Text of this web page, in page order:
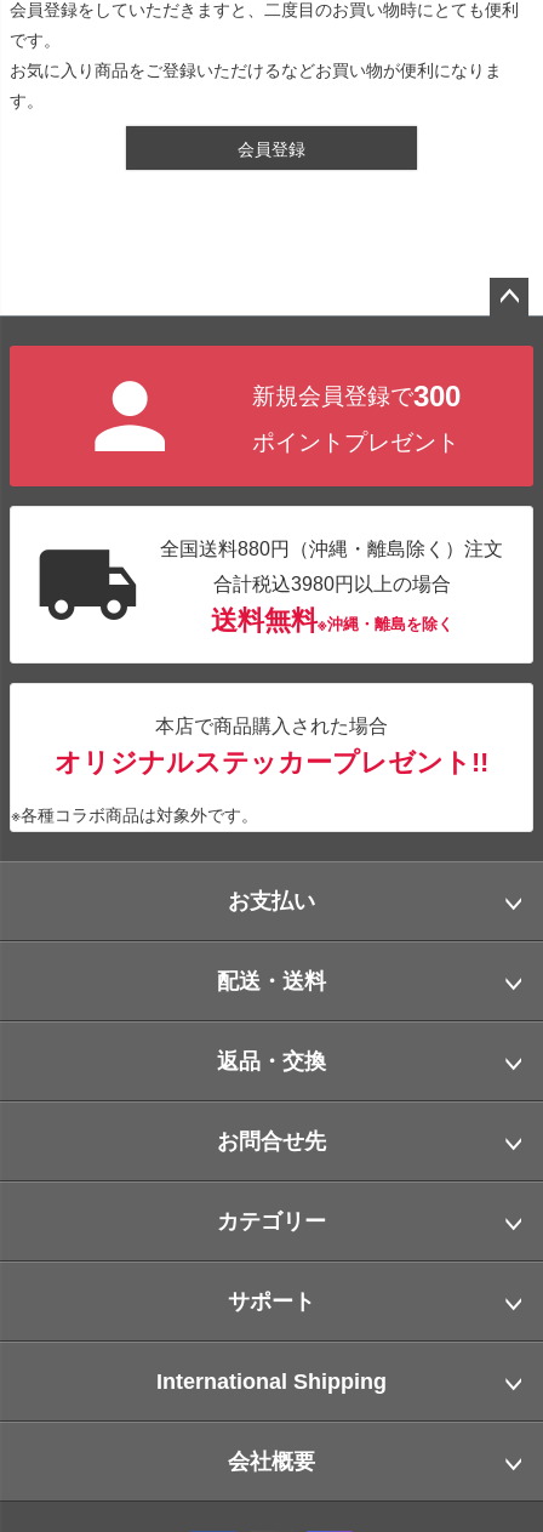
会員登録をしていただきますと、二度目のお買い物時にとても便利
です。
お気に入り商品をご登録いただけるなどお買い物が便利になりま
す。
会員登録
新規会員登録で300
ポイントプレゼント
全国送料880円（沖縄・離島除く）注文
合計税込3980円以上の場合
送料無料※沖縄・離島を除く
本店で商品購入された場合
オリジナルステッカープレゼント!!
※各種コラボ商品は対象外です。
お支払い
配送・送料
返品・交換
お問合せ先
カテゴリー
サポート
International Shipping
会社概要